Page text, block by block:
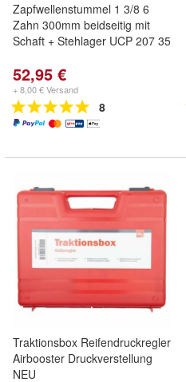
Zapfwellenstummel 1 3/8 6
Zahn 300mm beidseitig mit
Schaft + Stehlager UCP 207 35
52,95 €
+ 8,00 € Versand
8
Traktionsbox Reifendruckregler
Airbooster Druckverstellung
NEU